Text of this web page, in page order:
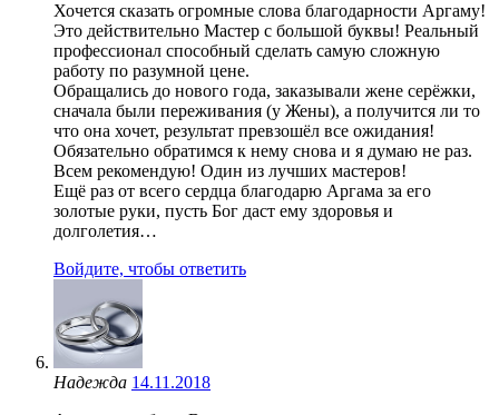
Хочется сказать огромные слова благодарности Аргаму!
Это действительно Мастер с большой буквы! Реальный
профессионал способный сделать самую сложную
работу по разумной цене.
Обращались до нового года, заказывали жене серёжки,
сначала были переживания (у Жены), а получится ли то
что она хочет, результат превзошёл все ожидания!
Обязательно обратимся к нему снова и я думаю не раз.
Всем рекомендую! Один из лучших мастеров!
Ещё раз от всего сердца благодарю Аргама за его
золотые руки, пусть Бог даст ему здоровья и
долголетия…
Войдите, чтобы ответить
Надежда 14.11.2018